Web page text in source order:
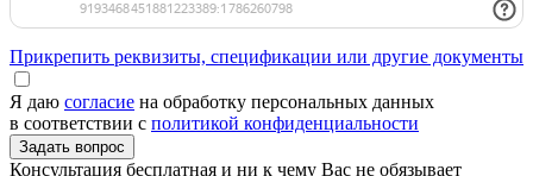
Прикрепить реквизиты, спецификации или другие документы
Я даю согласие на обработку персональных данных
в соответствии с политикой конфиденциальности
Консультация бесплатная и ни к чему Вас не обязывает